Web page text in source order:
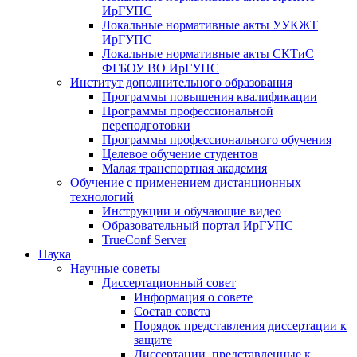
ИрГУПС
Локальные нормативные акты УУКЖТ
ИрГУПС
Локальные нормативные акты СКТиС
ФГБОУ ВО ИрГУПС
Институт дополнительного образования
Программы повышения квалификации
Программы профессиональной
переподготовки
Программы профессионального обучения
Целевое обучение студентов
Малая транспортная академия
Обучение с применением дистанционных
технологий
Инструкции и обучающие видео
Образовательный портал ИрГУПС
TrueConf Server
Наука
Научные советы
Диссертационный совет
Информация о совете
Состав совета
Порядок представления диссертации к
защите
Диссертации, представленные к